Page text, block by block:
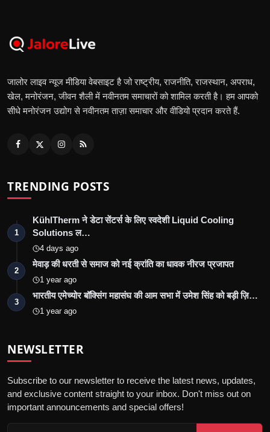
जालोर लाइव न्यूज मीडिया वेबसाइट है जो राष्ट्रीय, राजनीति, राजस्थान, अपराध,
खेल, मनोरंजन, जीवन शैली में नवीनतम समाचारों को शामिल करती है। हम आपको
सीधे मनोरंजन उद्योग से नवीनतम ताज़ा समाचार और वीडियो प्रदान करते हैं.
TRENDING POSTS
1
KühlTherm ने डेटा सेंटर्स के लिए स्वदेशी Liquid Cooling
Solutions ल…
4 days ago
2
मेवाड़ की धरती से समाज को नई क्रांति का धावक नीरज प्रजापत
1 year ago
3
भारतीय एमेच्योर बॉक्सिंग महासंघ की आम सभा में उमेश सिंह को बड़ी ज़ि…
1 year ago
NEWSLETTER
Subscribe to our newsletter to receive the latest news, updates,
and exclusive content straight to your inbox. Don't miss out on
important announcements and special offers!